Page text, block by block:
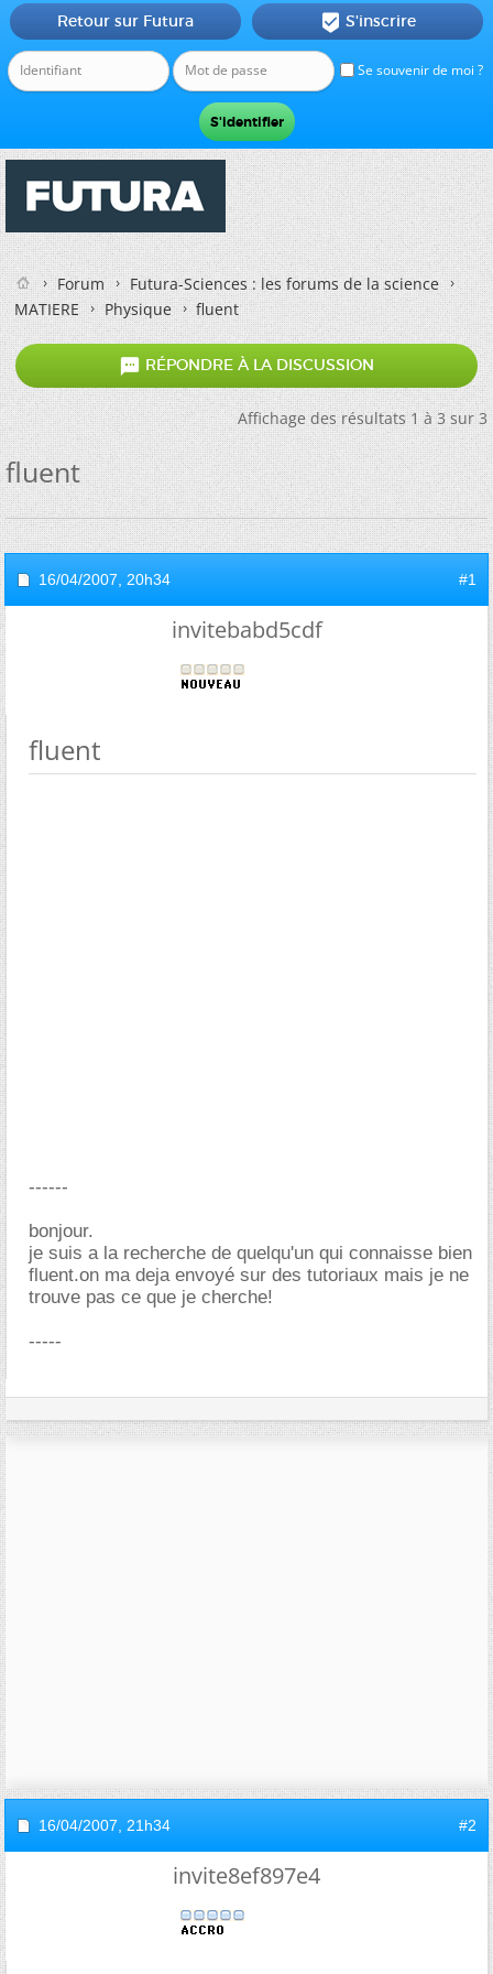
Se souvenir de moi ?
Retour sur Futura  S'inscrire
Forum
Futura-Sciences : les forums de la science
MATIERE
Physique fluent
 RÉPONDRE À LA DISCUSSION
Affichage des résultats 1 à 3 sur 3
fluent
16/04/2007, 20h34 #1
invitebabd5cdf
fluent
------
bonjour.
je suis a la recherche de quelqu'un qui connaisse bien
fluent.on ma deja envoyé sur des tutoriaux mais je ne
trouve pas ce que je cherche!
-----
16/04/2007, 21h34 #2
invite8ef897e4